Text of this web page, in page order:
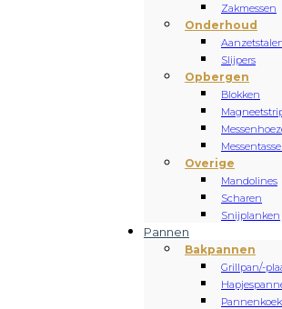
Zakmessen
Onderhoud
Slijpers
Opbergen
Blokken
Overige
Mandolines
Scharen
Snijplanken
Pannen
Bakpannen
Grillpan/-